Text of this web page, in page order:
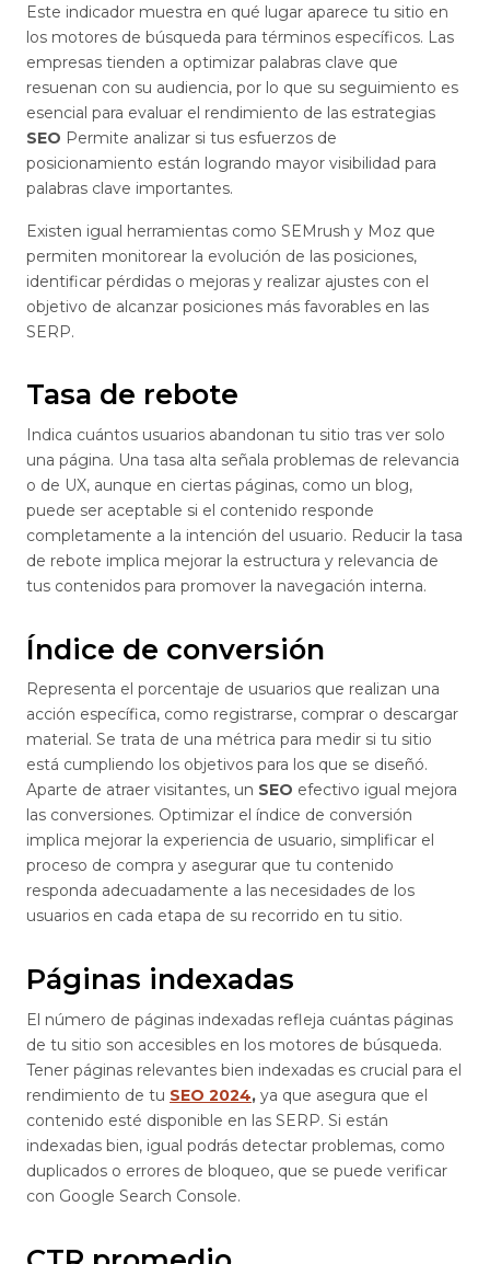
Este indicador muestra en qué lugar aparece tu sitio en
los motores de búsqueda para términos específicos. Las
empresas tienden a optimizar palabras clave que
resuenan con su audiencia, por lo que su seguimiento es
esencial para evaluar el rendimiento de las estrategias
SEO Permite analizar si tus esfuerzos de
posicionamiento están logrando mayor visibilidad para
palabras clave importantes.
Existen igual herramientas como SEMrush y Moz que
permiten monitorear la evolución de las posiciones,
identificar pérdidas o mejoras y realizar ajustes con el
objetivo de alcanzar posiciones más favorables en las
SERP.
Tasa de rebote
Indica cuántos usuarios abandonan tu sitio tras ver solo
una página. Una tasa alta señala problemas de relevancia
o de UX, aunque en ciertas páginas, como un blog,
puede ser aceptable si el contenido responde
completamente a la intención del usuario. Reducir la tasa
de rebote implica mejorar la estructura y relevancia de
tus contenidos para promover la navegación interna.
Índice de conversión
Representa el porcentaje de usuarios que realizan una
acción específica, como registrarse, comprar o descargar
material. Se trata de una métrica para medir si tu sitio
está cumpliendo los objetivos para los que se diseñó.
Aparte de atraer visitantes, un SEO efectivo igual mejora
las conversiones. Optimizar el índice de conversión
implica mejorar la experiencia de usuario, simplificar el
proceso de compra y asegurar que tu contenido
responda adecuadamente a las necesidades de los
usuarios en cada etapa de su recorrido en tu sitio.
Páginas indexadas
El número de páginas indexadas refleja cuántas páginas
de tu sitio son accesibles en los motores de búsqueda.
Tener páginas relevantes bien indexadas es crucial para el
rendimiento de tu SEO 2024, ya que asegura que el
contenido esté disponible en las SERP. Si están
indexadas bien, igual podrás detectar problemas, como
duplicados o errores de bloqueo, que se puede verificar
con Google Search Console.